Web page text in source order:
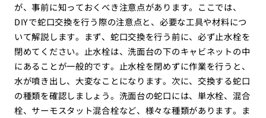
が、事前に知っておくべき注意点があります。ここでは、
DIYで蛇口交換を行う際の注意点と、必要な工具や材料につ
いて解説します。まず、蛇口交換を行う前に、必ず止水栓を
閉めてください。止水栓は、洗面台の下のキャビネットの中
にあることが一般的です。止水栓を閉めずに作業を行うと、
水が噴き出し、大変なことになります。次に、交換する蛇口
の種類を確認しましょう。洗面台の蛇口には、単水栓、混合
栓、サーモスタット混合栓など、様々な種類があります。ま